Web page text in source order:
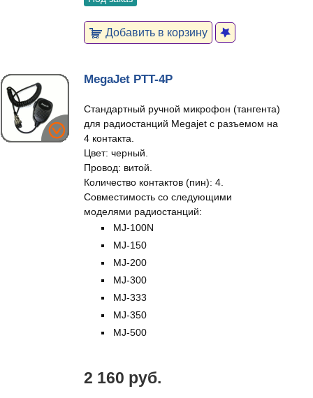
Добавить в корзину
MegaJet PTT-4P
Стандартный ручной микрофон (тангента)
для радиостанций Megajet с разъемом на
4 контакта.
Цвет: черный.
Провод: витой.
Количество контактов (пин): 4.
Совместимость со следующими
моделями радиостанций:
MJ-100N
MJ-150
MJ-200
MJ-300
MJ-333
MJ-350
MJ-500
2 160 руб.